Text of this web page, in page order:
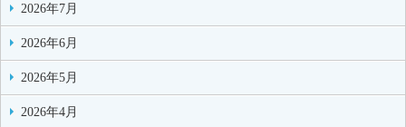
2026年7月
2026年6月
2026年5月
2026年4月